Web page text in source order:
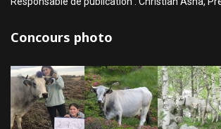
Concours photo